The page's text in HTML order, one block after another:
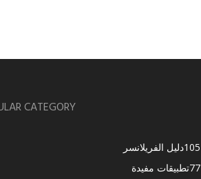
CATEGORY
دليل الفريلانسر105
تطبيقات مفيدة77